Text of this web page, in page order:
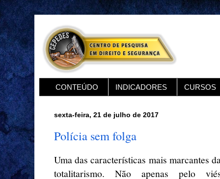
CONTEÚDO INDICADORES CURSOS
sexta-feira, 21 de julho de 2017
Polícia sem folga
Uma das características mais marcantes
totalitarismo. Não apenas pelo